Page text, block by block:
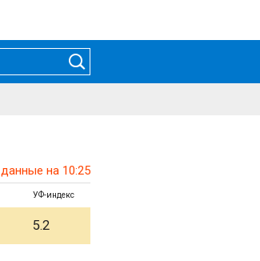
данные на 10:25
УФ-индекс
5.2